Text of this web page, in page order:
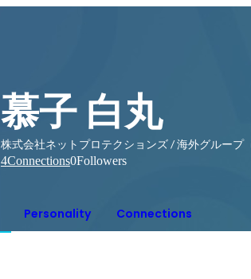
慕子 白丸
株式会社ネットプロテクションズ / 海外グループ
4Connections0Followers
Personality Connections